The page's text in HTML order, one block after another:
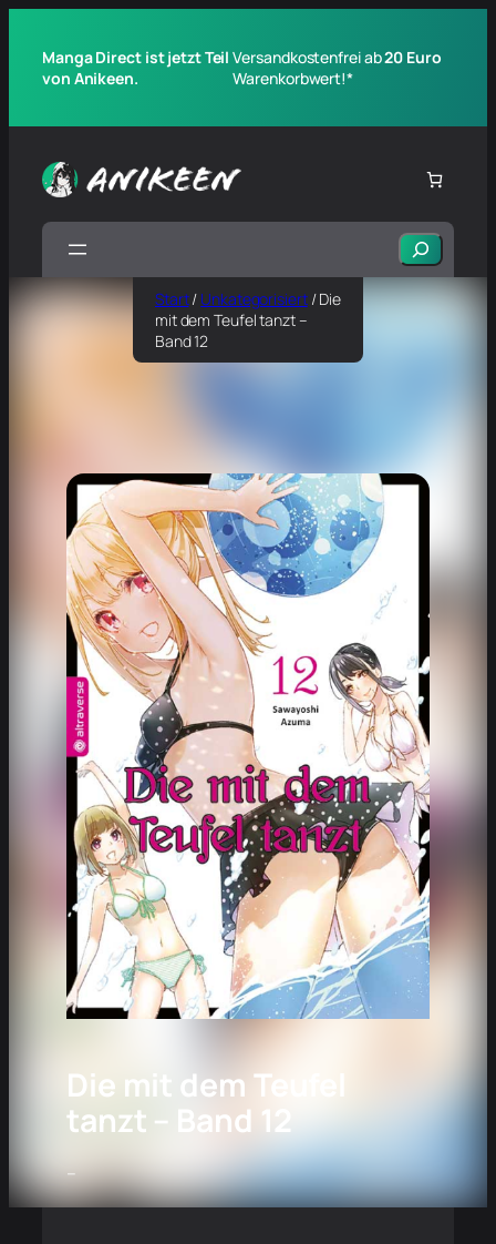
Manga Direct ist jetzt Teil
von Anikeen.
Versandkostenfrei ab20 Euro
Warenkorbwert!*
Suchen
Start/ Unkategorisiert/ Die
mit dem Teufel tanzt –
Band 12
Die mit dem Teufel
tanzt – Band 12
–